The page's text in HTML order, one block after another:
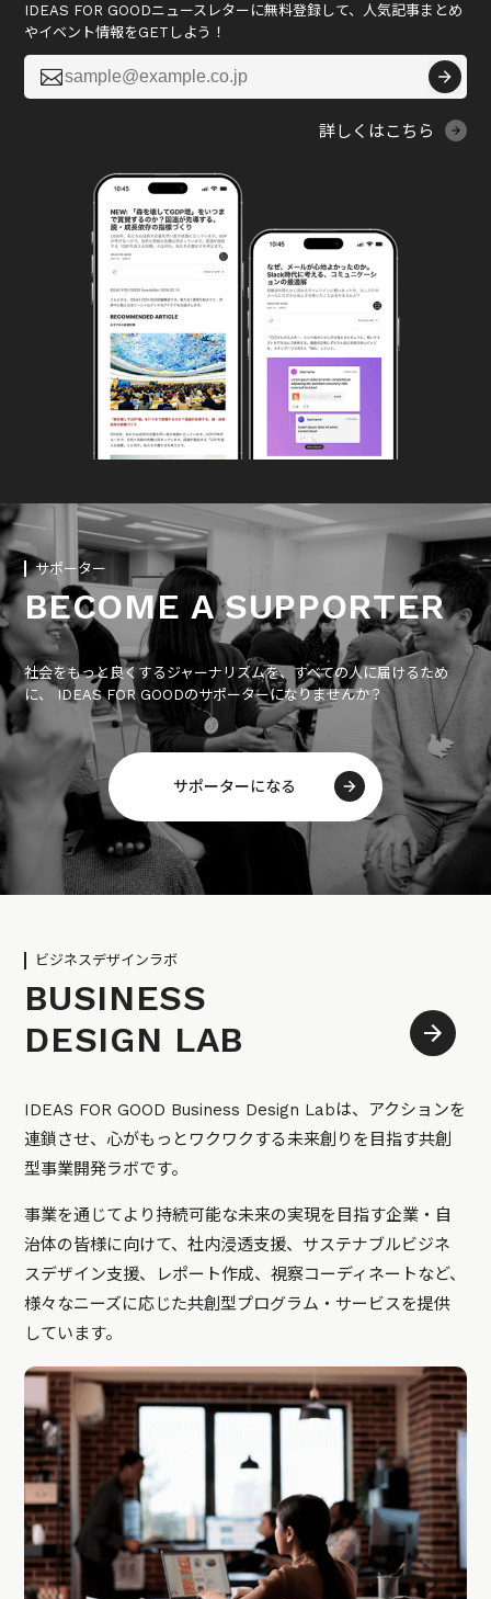
IDEAS FOR GOODニュースレターに無料登録して、人気記事まとめ
やイベント情報をGETしよう！

詳しくはこちら
サポーター
BECOME A SUPPORTER
社会をもっと良くするジャーナリズムを、すべての人に届けるため
に、 IDEAS FOR GOODのサポーターになりませんか？
サポーターになる
ビジネスデザインラボ
BUSINESS
DESIGN LAB
IDEAS FOR GOOD Business Design Labは、アクションを
連鎖させ、心がもっとワクワクする未来創りを目指す共創
型事業開発ラボです。
事業を通じてより持続可能な未来の実現を目指す企業・自
治体の皆様に向けて、社内浸透支援、サステナブルビジネ
スデザイン支援、レポート作成、視察コーディネートなど、
様々なニーズに応じた共創型プログラム・サービスを提供
しています。